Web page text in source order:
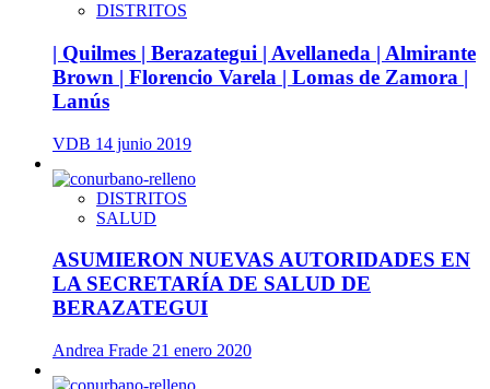
DISTRITOS
| Quilmes | Berazategui | Avellaneda | Almirante
Brown | Florencio Varela | Lomas de Zamora |
Lanús
VDB 14 junio 2019
DISTRITOS
SALUD
ASUMIERON NUEVAS AUTORIDADES EN
LA SECRETARÍA DE SALUD DE
BERAZATEGUI
Andrea Frade 21 enero 2020